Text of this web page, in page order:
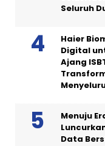
Seluruh
Haier
Digital
Ajang
Menuju
Data